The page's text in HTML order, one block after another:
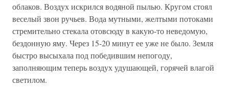
облаков. Воздух искрился водяной пылью. Кругом стоял
веселый звон ручьев. Вода мутными, желтыми потоками
стремительно стекала отовсюду в какую-то неведомую,
бездонную яму. Через 15-20 минут ее уже не было. Земля
быстро высыхала под победившим непогоду,
заполняющим теперь воздух удушающей, горячей влагой
светилом.